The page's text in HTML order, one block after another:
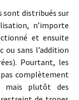
sont distribués sur
n’importe
et ensuite
ou sans l’addition
Pourtant, les
complètement
mais plutôt des